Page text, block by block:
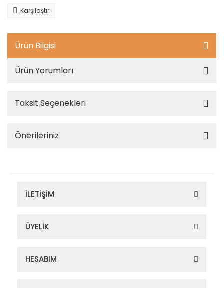
Karşılaştır
Ürün Bilgisi
Ürün Yorumları
Taksit Seçenekleri
Önerileriniz
İLETİŞİM
ÜYELİK
HESABIM